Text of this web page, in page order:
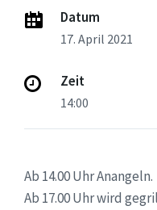
Datum
17. April 2021
Zeit
14:00
Ab 14.00 Uhr Anangeln.
Ab 17.00 Uhr wird